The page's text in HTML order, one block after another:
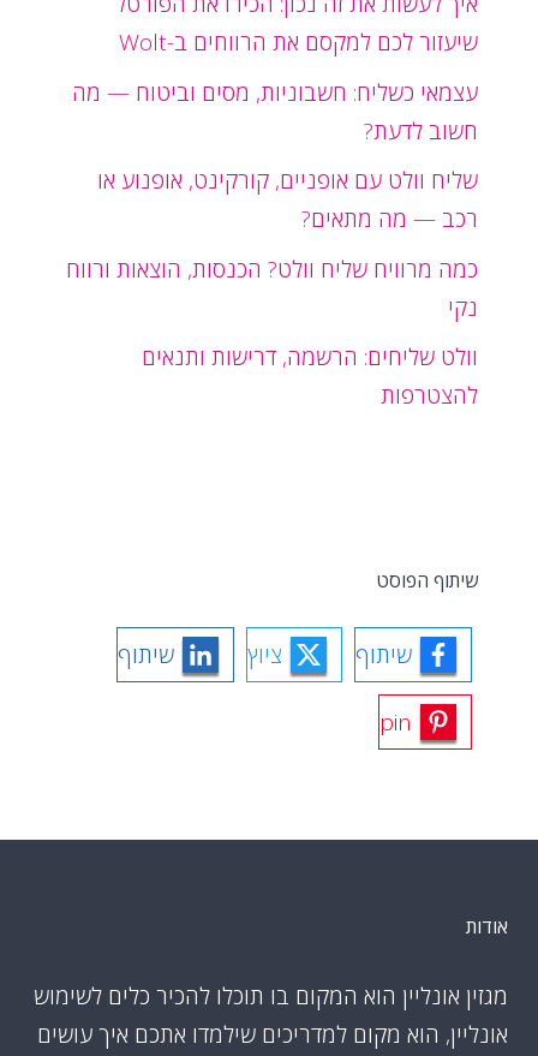
שיעזור לכם למקסם את הרווחים ב-Wolt
עצמאי כשליח: חשבוניות, מסים וביטוח — מה
חשוב לדעת?
שליח וולט עם אופניים, קורקינט, אופנוע או
רכב — מה מתאים?
כמה מרוויח שליח וולט? הכנסות, הוצאות ורווח
נקי
וולט שליחים: הרשמה, דרישות ותנאים
להצטרפות
שיתוף הפוסט
שיתוף ציוץ שיתוף
pin
אודות
מגזין אונליין הוא המקום בו תוכלו להכיר כלים לשימוש
אונליין, הוא מקום למדריכים שילמדו אתכם איך עושים